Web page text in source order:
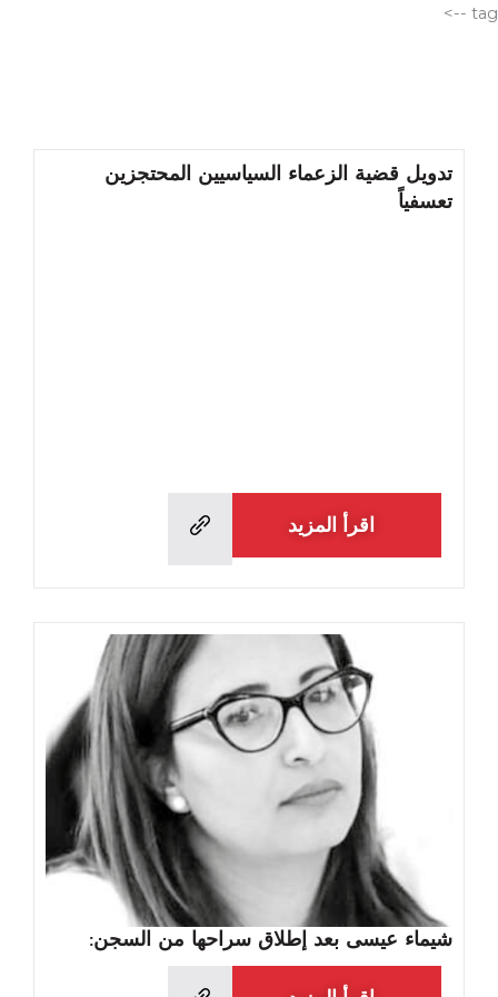
tag -->
تدويل قضية الزعماء السياسيين المحتجزين
تعسفياً
اقرأ المزيد
شيماء عيسى بعد إطلاق سراحها من السجن: